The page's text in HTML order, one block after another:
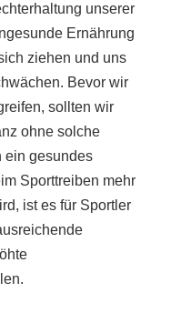
unserer
Ernährung
ziehen und uns
Bevor wir
sollten wir
ohne solche
ein gesundes
Sporttreiben mehr
ist es für Sportler